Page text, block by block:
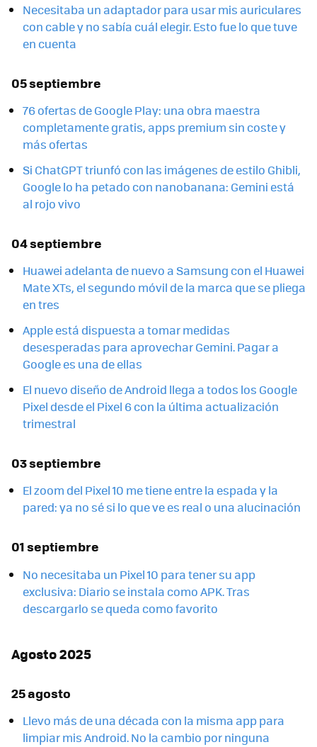
Necesitaba un adaptador para usar mis auriculares
con cable y no sabía cuál elegir. Esto fue lo que tuve
en cuenta
05 septiembre
76 ofertas de Google Play: una obra maestra
completamente gratis, apps premium sin coste y
más ofertas
Si ChatGPT triunfó con las imágenes de estilo Ghibli,
Google lo ha petado con nanobanana: Gemini está
al rojo vivo
04 septiembre
Huawei adelanta de nuevo a Samsung con el Huawei
Mate XTs, el segundo móvil de la marca que se pliega
en tres
Apple está dispuesta a tomar medidas
desesperadas para aprovechar Gemini. Pagar a
Google es una de ellas
El nuevo diseño de Android llega a todos los Google
Pixel desde el Pixel 6 con la última actualización
trimestral
03 septiembre
El zoom del Pixel 10 me tiene entre la espada y la
pared: ya no sé si lo que ve es real o una alucinación
01 septiembre
No necesitaba un Pixel 10 para tener su app
exclusiva: Diario se instala como APK. Tras
descargarlo se queda como favorito
Agosto 2025
25 agosto
Llevo más de una década con la misma app para
limpiar mis Android. No la cambio por ninguna